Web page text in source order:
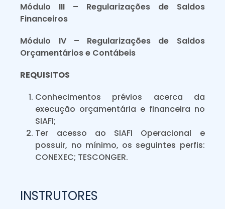
Módulo III – Regularizações de Saldos
Financeiros
Módulo IV – Regularizações de Saldos
Orçamentários e Contábeis
REQUISITOS
Conhecimentos prévios acerca da
execução orçamentária e financeira no
SIAFI;
Ter acesso ao SIAFI Operacional e
possuir, no mínimo, os seguintes perfis:
CONEXEC; TESCONGER.
INSTRUTORES